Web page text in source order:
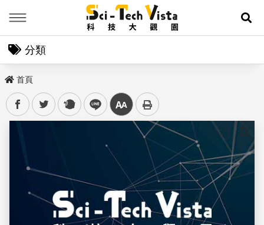
展
分類
首頁
facebooktwitter plurk line 中
儲存